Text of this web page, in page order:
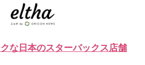
な日本のスターバックス店舗